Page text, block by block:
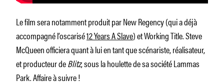
Le film sera notamment produit par New Regency (qui a déjà
accompagné l’oscarisé12 Years A Slave) et Working Title. Steve
McQueen officiera quant à lui en tant que scénariste, réalisateur,
et producteur deBlitz, sous la houlette de sa société Lammas
Park. Affaire à suivre !